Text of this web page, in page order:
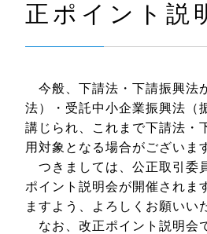
正ポイント説
今般、下請法・下請振興法
法）・受託中小企業振興法（
講じられ、これまで下請法・
用対象となる場合がございま
つきましては、公正取引委
ポイント説明会が開催されま
ますよう、よろしくお願いい
なお、改正ポイント説明会